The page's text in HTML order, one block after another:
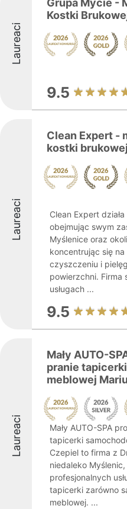
Laureaci
Grupa Mycie -
Kostki
9.5
Laureaci
Clean Expert -
kostki
Clean Expert
obejmując swym
Myślenice oraz
koncentrując się
czyszczeniu i
powierzchni. Firma
usługach ...
9.5
Laureaci
Mały AUTO-
pranie
meblowej
Mały AUTO-SPA
tapicerki
Czepiel to firma z
niedaleko
profesjonalnych
tapicerki zarówno
meblowej. ...